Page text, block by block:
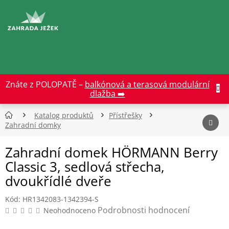
obsah
Znáte z POLOPATĚ – balkónová a terasová modulární
dlažba ➡️
Katalog produktů
Přístřešky
Zahradní domky
Zahradní domek HÖRMANN Berry
Classic 3, sedlová střecha,
dvoukřídlé dveře
Kód: HR1342083-1342394-S
Průměrné
hodnocení
Neohodnoceno Podrobnosti hodnocení